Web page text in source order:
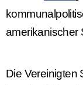
amerikanischer
Die Vereinigten